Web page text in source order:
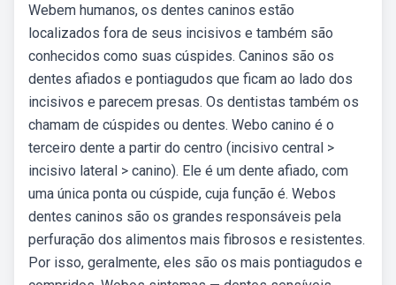
Webem humanos, os dentes caninos estão
localizados fora de seus incisivos e também são
conhecidos como suas cúspides. Caninos são os
dentes afiados e pontiagudos que ficam ao lado dos
incisivos e parecem presas. Os dentistas também os
chamam de cúspides ou dentes. Webo canino é o
terceiro dente a partir do centro (incisivo central >
incisivo lateral > canino). Ele é um dente afiado, com
uma única ponta ou cúspide, cuja função é. Webos
dentes caninos são os grandes responsáveis pela
perfuração dos alimentos mais fibrosos e resistentes.
Por isso, geralmente, eles são os mais pontiagudos e